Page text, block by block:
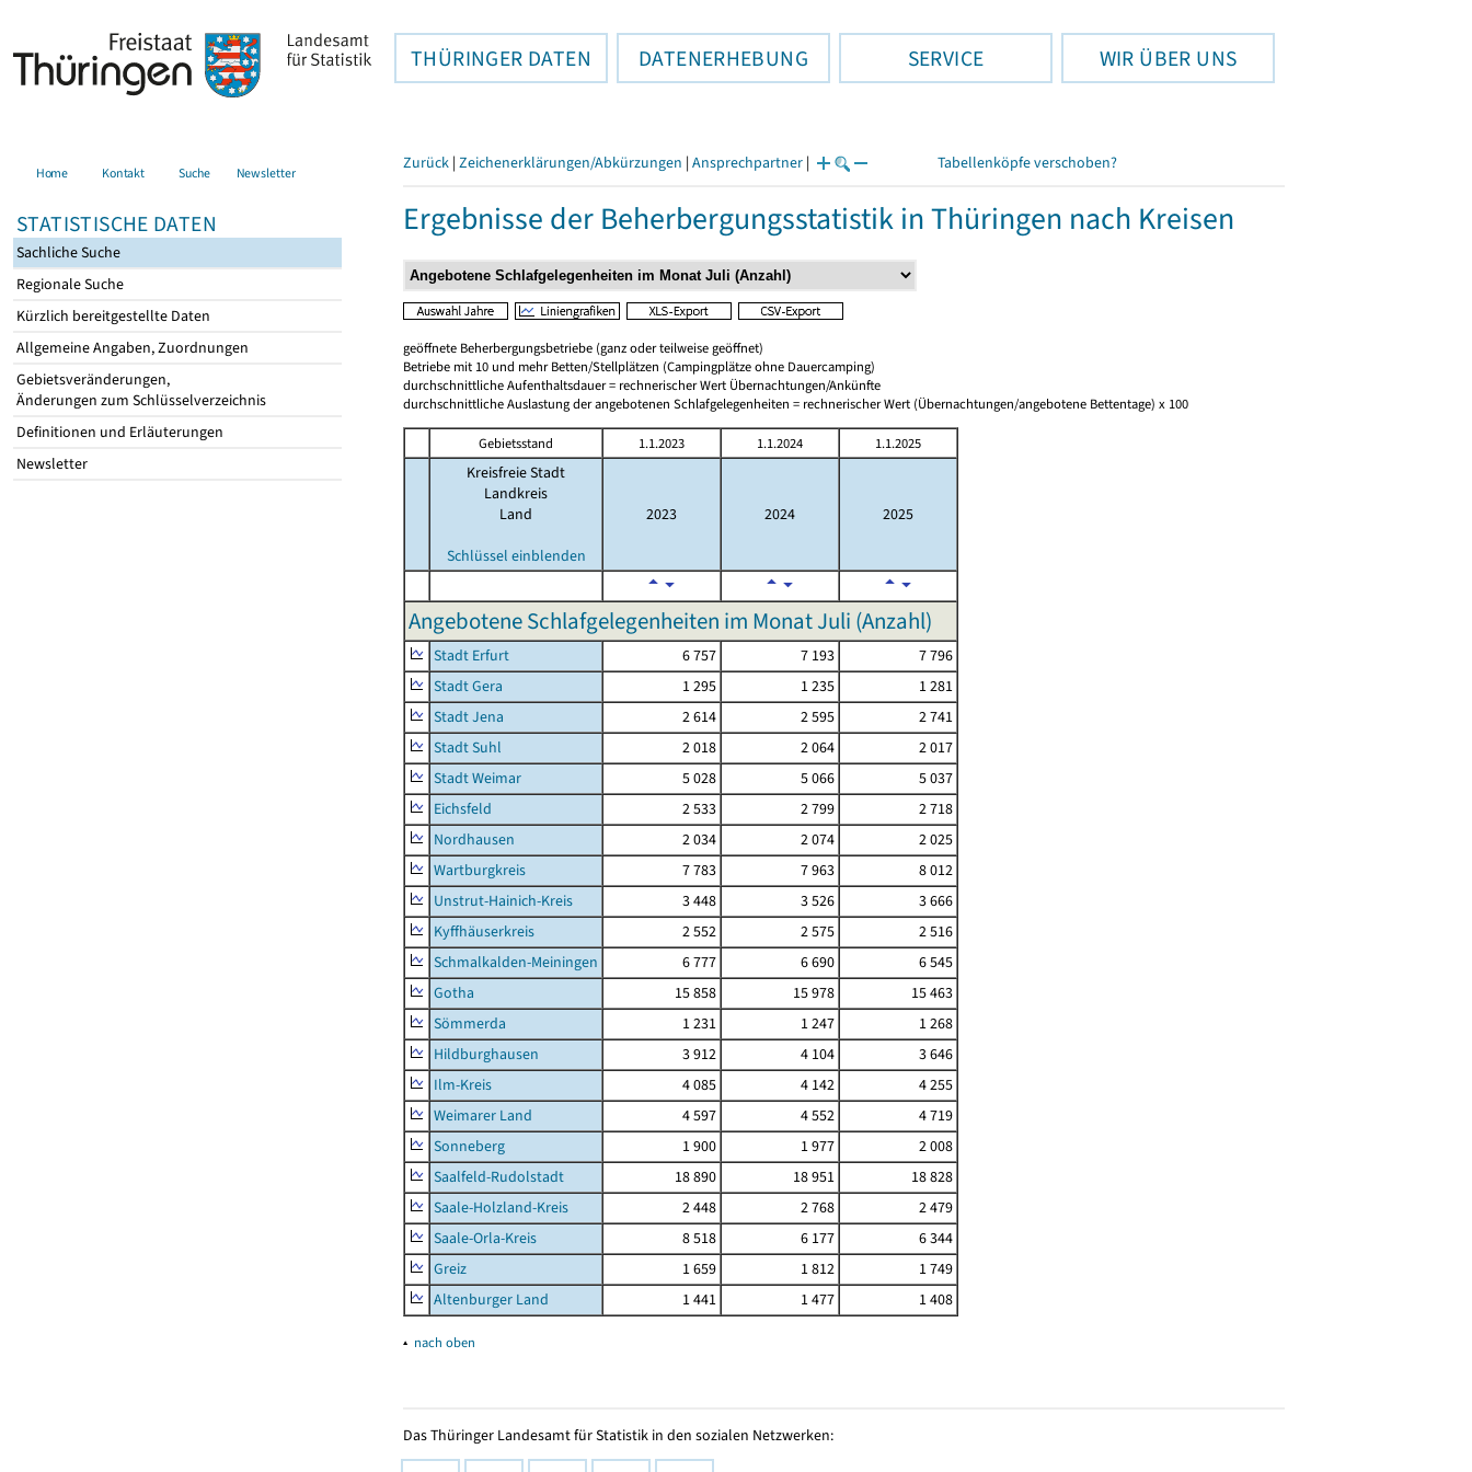
THÜRINGER DATEN DATENERHEBUNG SERVICE WIR ÜBER UNS
Home Kontakt Suche Newsletter
STATISTISCHE DATEN
Sachliche Suche
Regionale Suche
Kürzlich bereitgestellte Daten
Allgemeine Angaben, Zuordnungen
Gebietsveränderungen,
Änderungen zum Schlüsselverzeichnis
Definitionen und Erläuterungen
Newsletter
Zurück | Zeichenerklärungen/Abkürzungen | Ansprechpartner | Tabellenköpfe verschoben?
Ergebnisse der Beherbergungsstatistik in Thüringen nach Kreisen
geöffnete Beherbergungsbetriebe (ganz oder teilweise geöffnet)
Betriebe mit 10 und mehr Betten/Stellplätzen (Campingplätze ohne Dauercamping)
durchschnittliche Aufenthaltsdauer = rechnerischer Wert Übernachtungen/Ankünfte
durchschnittliche Auslastung der angebotenen Schlafgelegenheiten = rechnerischer Wert (Übernachtungen/angebotene Bettentage) x 100
Gebietsstand 1.1.2023 1.1.2024 1.1.2025
Kreisfreie Stadt
Landkreis
Land
Schlüssel einblenden
2023 2024 2025
Angebotene Schlafgelegenheiten im Monat Juli (Anzahl)
Stadt Erfurt 6 757 7 193
7 796
Stadt Gera
1 295 1 235
1 281
Stadt Jena
2 614 2 595
2 741
Stadt Suhl
2 018 2 064
2 017
Stadt Weimar
5 028 5 066
5 037
Eichsfeld
2 533 2 799
2 718
Nordhausen
2 034 2 074
2 025
Wartburgkreis
7 783 7 963
8 012
Unstrut-Hainich-Kreis
3 448 3 526
3 666
Kyffhäuserkreis
2 552 2 575
2 516
Schmalkalden-Meiningen
6 777 6 690
6 545
Gotha
15 858 15 978
15 463
Sömmerda
1 231 1 247
1 268
Hildburghausen
3 912 4 104
3 646
Ilm-Kreis
4 085 4 142
4 255
Weimarer Land
4 597 4 552
4 719
Sonneberg
1 900 1 977
2 008
Saalfeld-Rudolstadt
18 890 18 951
18 828
Saale-Holzland-Kreis
2 448 2 768
2 479
Saale-Orla-Kreis
8 518 6 177
6 344
Greiz
1 659 1 812
1 749
Altenburger Land
1 441 1 477 1 408
▴ nach oben
Das Thüringer Landesamt für Statistik in den sozialen Netzwerken: